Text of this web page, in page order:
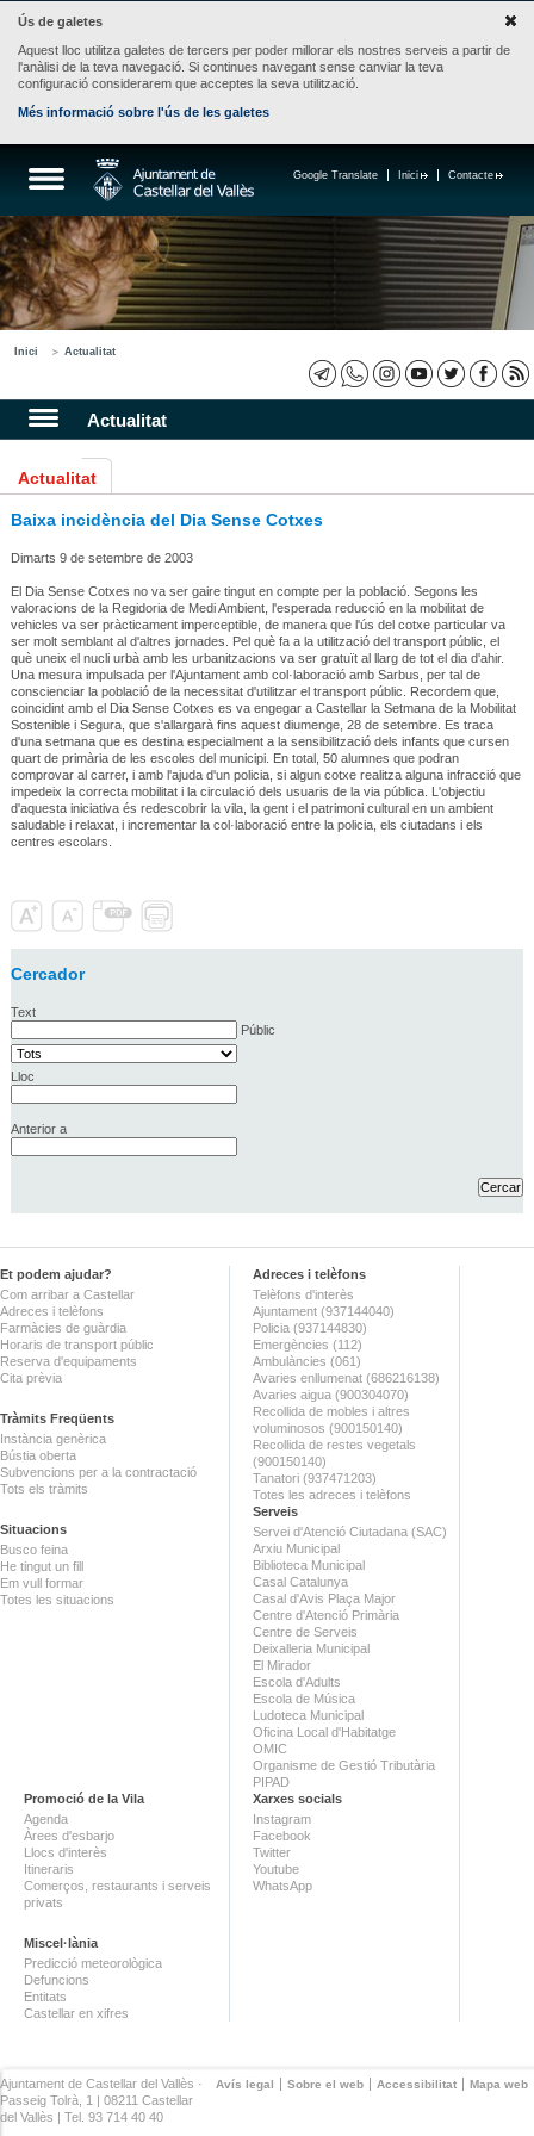
Ús de galetes
Aquest lloc utilitza galetes de tercers per poder millorar els nostres serveis a partir de
l'anàlisi de la teva navegació. Si continues navegant sense canviar la teva
configuració considerarem que acceptes la seva utilització.
Més informació sobre l'ús de les galetes
Contacte
Inici
Google Translate
Inici Actualitat
Actualitat
Actualitat
Baixa incidència del Dia Sense Cotxes
Dimarts 9 de setembre de 2003
El Dia Sense Cotxes no va ser gaire tingut en compte per la població. Segons les
valoracions de la Regidoria de Medi Ambient, l'esperada reducció en la mobilitat de
vehicles va ser pràcticament imperceptible, de manera que l'ús del cotxe particular va
ser molt semblant al d'altres jornades. Pel què fa a la utilització del transport públic, el
què uneix el nucli urbà amb les urbanitzacions va ser gratuït al llarg de tot el dia d'ahir.
Una mesura impulsada per l'Ajuntament amb col·laboració amb Sarbus, per tal de
conscienciar la població de la necessitat d'utilitzar el transport públic. Recordem que,
coincidint amb el Dia Sense Cotxes es va engegar a Castellar la Setmana de la Mobilitat
Sostenible i Segura, que s'allargarà fins aquest diumenge, 28 de setembre. Es traca
d'una setmana que es destina especialment a la sensibilització dels infants que cursen
quart de primària de les escoles del municipi. En total, 50 alumnes que podran
comprovar al carrer, i amb l'ajuda d'un policia, si algun cotxe realitza alguna infracció que
impedeix la correcta mobilitat i la circulació dels usuaris de la via pública. L'objectiu
d'aquesta iniciativa és redescobrir la vila, la gent i el patrimoni cultural en un ambient
saludable i relaxat, i incrementar la col·laboració entre la policia, els ciutadans i els
centres escolars.
Cercador
Text
Públic
Lloc
Anterior a
Et podem ajudar?
Com arribar a Castellar
Adreces i telèfons
Farmàcies de guàrdia
Horaris de transport públic
Reserva d'equipaments
Cita prèvia
Tràmits Freqüents
Instància genèrica
Bústia oberta
Subvencions per a la contractació
Tots els tràmits
Situacions
Busco feina
He tingut un fill
Em vull formar
Totes les situacions
Adreces i telèfons
Telèfons d'interès
Ajuntament (937144040)
Policia (937144830)
Emergències (112)
Ambulàncies (061)
Avaries enllumenat (686216138)
Avaries aigua (900304070)
Recollida de mobles i altres
voluminosos (900150140)
Recollida de restes vegetals
(900150140)
Tanatori (937471203)
Totes les adreces i telèfons
Serveis
Servei d'Atenció Ciutadana (SAC)
Arxiu Municipal
Biblioteca Municipal
Casal Catalunya
Casal d'Avis Plaça Major
Centre d'Atenció Primària
Centre de Serveis
Deixalleria Municipal
El Mirador
Escola d'Adults
Escola de Música
Ludoteca Municipal
Oficina Local d'Habitatge
OMIC
Organisme de Gestió Tributària
PIPAD
Promoció de la Vila
Agenda
Àrees d'esbarjo
Llocs d'interès
Itineraris
Comerços, restaurants i serveis
privats
Miscel·lània
Predicció meteorològica
Defuncions
Entitats
Castellar en xifres
Xarxes socials
Instagram
Facebook
Twitter
Youtube
WhatsApp
Avís legal Sobre el web Accessibilitat Mapa web
Ajuntament de Castellar del Vallès ·
Passeig Tolrà, 1 | 08211 Castellar
del Vallès | Tel. 93 714 40 40